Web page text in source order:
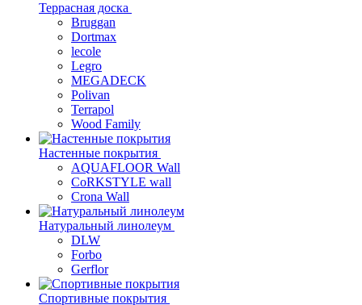
Террасная доска
Bruggan
Dortmax
lecole
Legro
MEGADECK
Polivan
Terrapol
Wood Family
Настенные покрытия
AQUAFLOOR Wall
CoRKSTYLE wall
Crona Wall
Натуральный линолеум
DLW
Forbo
Gerflor
Спортивные покрытия